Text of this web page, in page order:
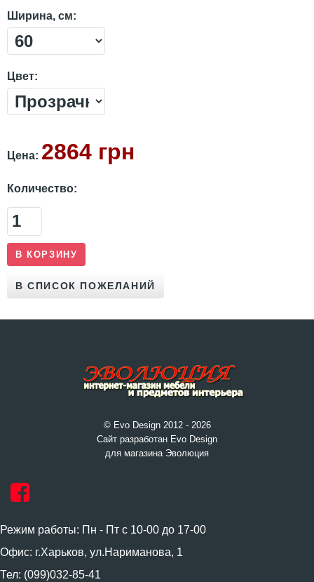
Ширина, см:
Цвет:
Цена: 2864 грн
Количество:
© Evo Design 2012 - 2026
Сайт разработан Evo Design
для магазина Эволюция
Режим работы: Пн - Пт с 10-00 до 17-00
Офис: г.Харьков, ул.Нариманова, 1
Тел: (099)032-85-41